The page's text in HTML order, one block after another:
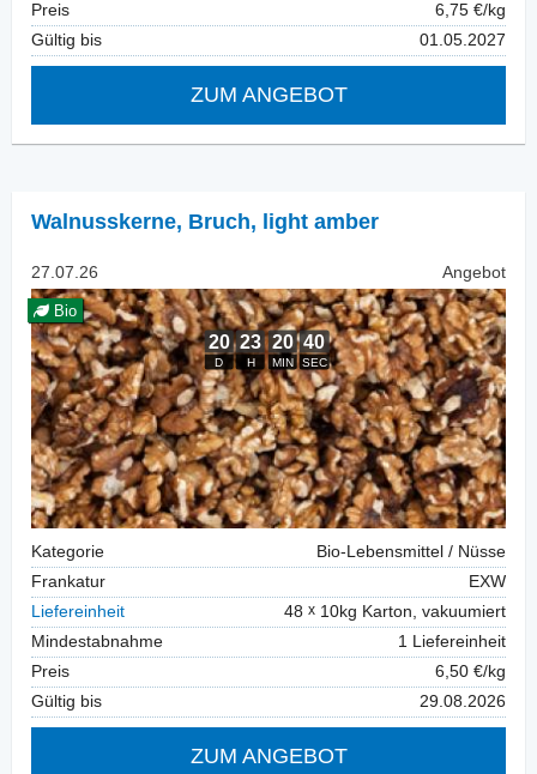
Preis
6,75 €/kg
Gültig bis
01.05.2027
ZUM ANGEBOT
Walnusskerne, Bruch, light amber
27.07.26 Angebot
Bio
Kategorie
Bio-Lebensmittel / Nüsse
Frankatur
EXW
Liefereinheit
48
10kg Karton, vakuumiert
Mindestabnahme
1 Liefereinheit
Preis
6,50 €/kg
Gültig bis
29.08.2026
ZUM ANGEBOT